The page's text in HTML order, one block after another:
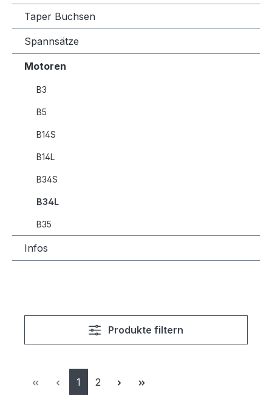
Taper Buchsen
Spannsätze
Motoren
B3
B5
B14S
B14L
B34S
B34L
B35
Infos
Produkte filtern
Seite
1 Seite
2